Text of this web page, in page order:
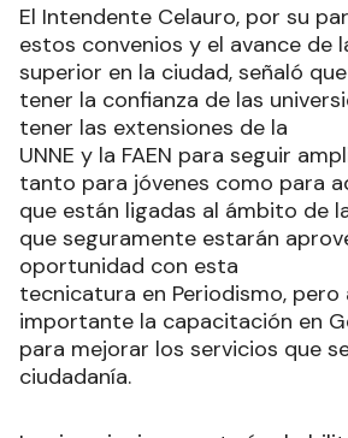
El Intendente Celauro, por su
estos convenios y el avance de
superior en la ciudad, señaló
tener la confianza de las
tener las extensiones de la
UNNE y la FAEN para seguir
tanto para jóvenes como para
que están ligadas al ámbito de
que seguramente estarán
oportunidad con esta
tecnicatura en Periodismo, pero
importante la capacitación en
para mejorar los servicios que
ciudadanía.